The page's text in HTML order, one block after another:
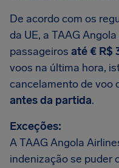
De acordo com os
da UE, a TAAG
passageiros até € R$
voos na última hora,
cancelamento de voo
antes da partida.
Exceções:
A TAAG Angola
indenização se puder